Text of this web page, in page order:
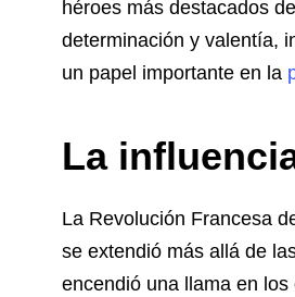
héroes más destacados
determinación y valentía,
un papel importante en la
La
La Revolución Francesa
se extendió más allá de
encendió una llama en